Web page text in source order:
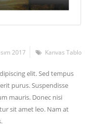
2017 Kanvas Tablo
elit. Sed tempus
purus. Suspendisse
mauris. Donec nisi
sit amet leo. Nam at